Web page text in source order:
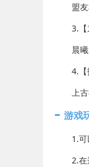
盟友相
3.【东
晨曦空
4.【技
上古神
游戏
1.可以
2.在这